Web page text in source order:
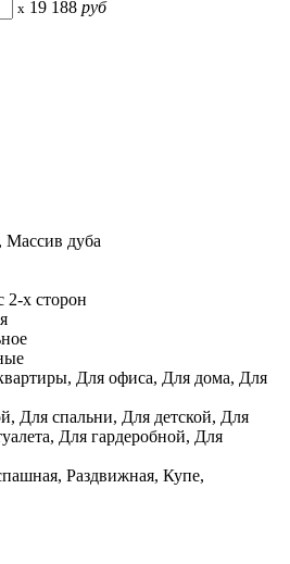
x 19 188 руб
Массив дуба
2-х сторон
Для офиса, Для дома, Для
Для спальни, Для детской, Для
Для гардеробной, Для
Раздвижная, Купе,